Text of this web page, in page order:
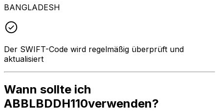
BANGLADESH
Der SWIFT-Code wird regelmäßig überprüft und
aktualisiert
Wann sollte ich
ABBLBDDH110verwenden?